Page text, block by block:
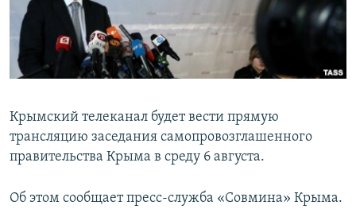
ПОБЕДИТЕЛЕЙ НЕ СУДЯТ?
КРЫМ.НЕПОКОРЕННЫЙ
ELIFBE
ПРИСОЕДИНЯЙТЕСЬ!
Все сайты RFE/RL
Крымский телеканал будет вести прямую
трансляцию заседания самопровозглашенного
правительства Крыма в среду 6 августа.
Об этом сообщает пресс-служба «Совмина» Крыма.